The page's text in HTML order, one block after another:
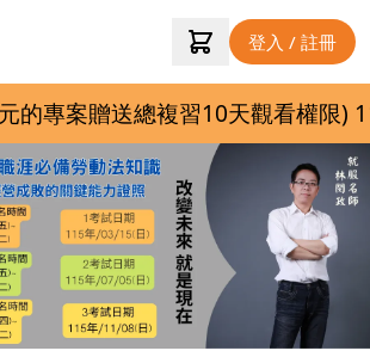
登入 / 註冊
複習10天觀看權限) 115年第三梯